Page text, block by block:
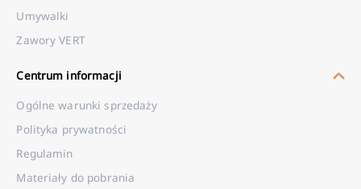
Umywalki
Zawory VERT
Centrum informacji
Ogólne warunki sprzedaży
Polityka prywatności
Regulamin
Materiały do pobrania